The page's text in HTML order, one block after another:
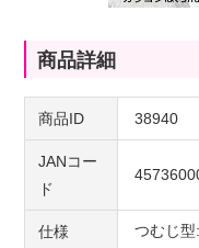
商品詳細
商品ID 38940
JANコー
ド
仕様
つむじ